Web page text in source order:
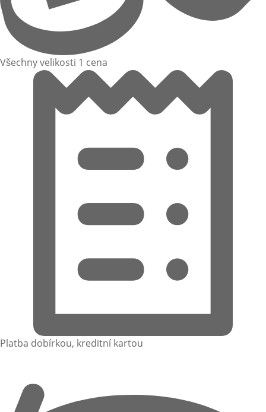
Všechny velikosti 1 cena
Platba dobírkou, kreditní kartou